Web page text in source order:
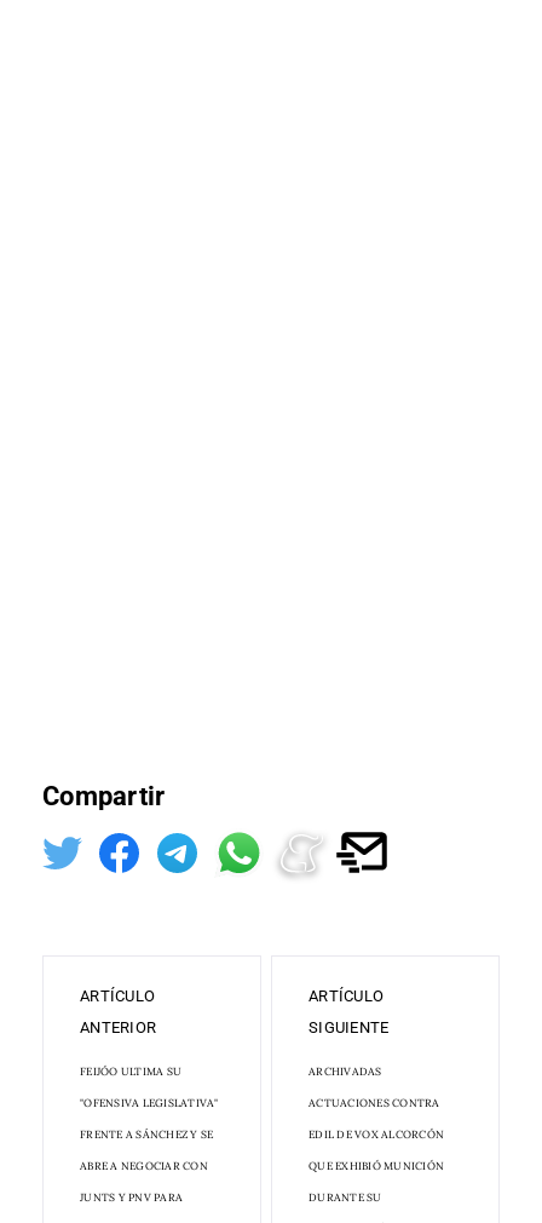
Compartir
ARTÍCULO
ANTERIOR
FEIJÓO ULTIMA SU
"OFENSIVA LEGISLATIVA"
FRENTE A SÁNCHEZ Y SE
ABRE A NEGOCIAR CON
JUNTS Y PNV PARA
ARTÍCULO
SIGUIENTE
ARCHIVADAS
ACTUACIONES CONTRA
EDIL DE VOX ALCORCÓN
QUE EXHIBIÓ MUNICIÓN
DURANTE SU